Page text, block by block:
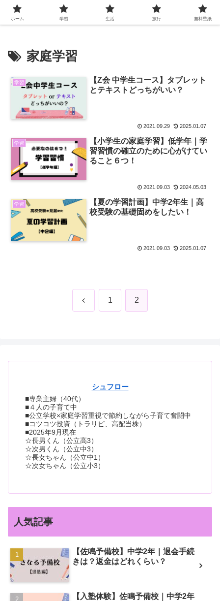
家庭学習
学習
【Z会 中学生コース】タブレット
とテキストどっちがいい？
2021.09.29 2025.01.07
学習
【小学生の家庭学習】低学年｜学
習習慣の確立のために心がけてい
ること６つ！
2021.09.03 2024.05.03
学習
【夏の学習計画】中学2年生｜高
校受験の基礎固めをしたい！
2021.09.03 2025.01.07
前 1 2
シュフロー
■専業主婦（40代）
■４人の子育て中
■公立学校×家庭学習重視で節約しながら子育て奮闘中
■コツコツ投資（トラリピ、高配当株）
■2025年9月現在
☆長男くん（公立高3）
☆次男くん（公立中3）
☆長女ちゃん（公立中1）
☆次女ちゃん（公立小3）
人気記事
【佐鳴予備校】中学2年｜退会手続
きは？返金はどれくらい？
【入塾体験】佐鳴予備校｜中学2年
ホーム 学習 生活 旅行 無料壁紙